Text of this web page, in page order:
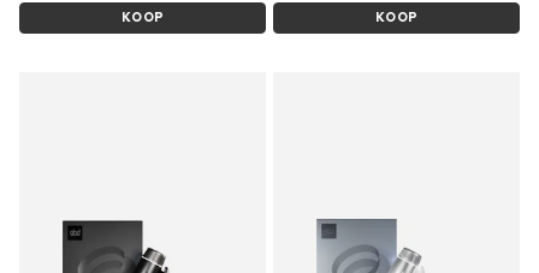
KOOP KOOP